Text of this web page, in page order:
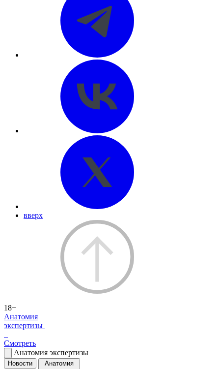
вверх
18+
Анатомия
экспертизы
Смотреть
Анатомия экспертизы
Новости
Анатомия